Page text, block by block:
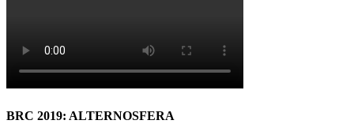
BRC 2019: ALTERNOSFERA